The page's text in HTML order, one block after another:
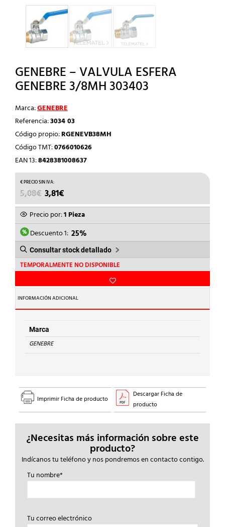
GENEBRE – VALVULA ESFERA
GENEBRE 3/8MH 303403
Marca:GENEBRE
Referencia:3034 03
Código propio:RGENEVB38MH
Código TMT:0766010626
EAN 13:8428381008637
5,08€ EL
PRECIO
ORIGINAL
ERA:
5,08€.
3,81€
PRECIO
ACTUAL
ES:
3,81€.
Precio por:1 Pieza
Descuento 1: 25%
Consultar stock detallado
TEMPORALMENTE NO DISPONIBLE
INFORMACIÓN ADICIONAL
Marca
GENEBRE
Imprimir Ficha de producto
Descargar Ficha de
producto
¿Necesitas más información sobre este
producto?
Indícanos tu teléfono y nos pondremos en contacto contigo.
Tu nombre*
Tu correo electrónico